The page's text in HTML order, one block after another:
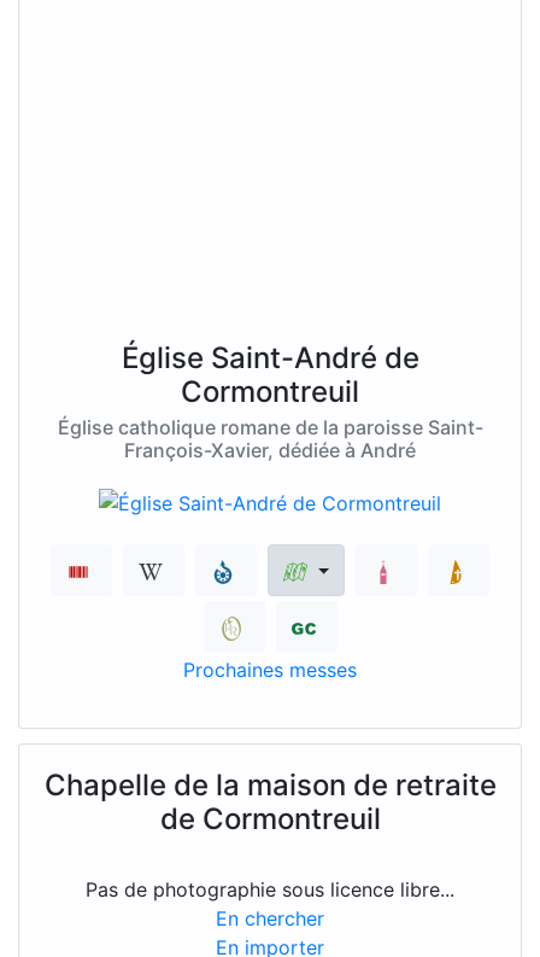
Église Saint-André de
Cormontreuil
Église catholique romane de la paroisse Saint-
François-Xavier, dédiée à André
Prochaines messes
Chapelle de la maison de retraite
de Cormontreuil
Pas de photographie sous licence libre...
En chercher
En importer